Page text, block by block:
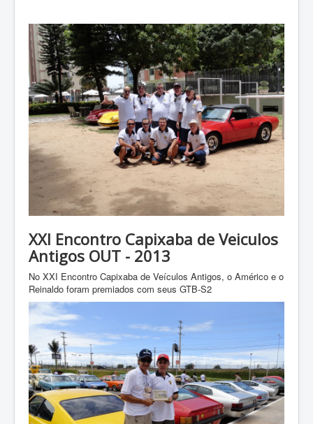
XXI Encontro Capixaba de Veiculos
Antigos OUT - 2013
No XXI Encontro Capixaba de Veículos Antigos, o Américo e o
Reinaldo foram premiados com seus GTB-S2